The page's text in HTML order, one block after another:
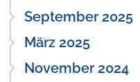
September 2025
März 2025
November 2024